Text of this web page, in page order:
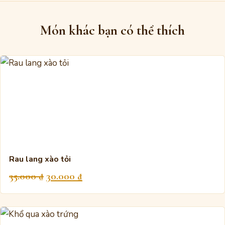
Món khác bạn có thể thích
Rau lang xào tỏi
35.000₫ Giá
gốc
là:
30.000 ₫
hiện
tại